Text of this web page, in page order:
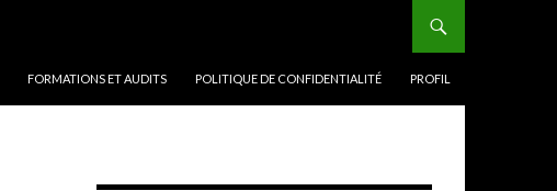
FORMATIONS ET AUDITS POLITIQUE DE CONFIDENTIALITÉ PROFIL